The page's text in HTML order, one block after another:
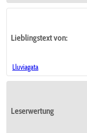
Lieblingstextvon:
Lluviagata
Leserwertung